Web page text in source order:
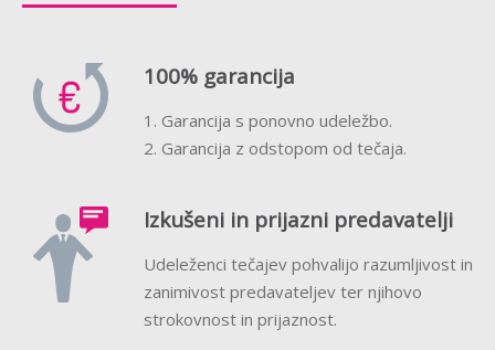
100% garancija
1. Garancija s ponovno udeležbo.
2. Garancija z odstopom od tečaja.
Izkušeni in prijazni predavatelji
Udeleženci tečajev pohvalijo razumljivost in
zanimivost predavateljev ter njihovo
strokovnost in prijaznost.